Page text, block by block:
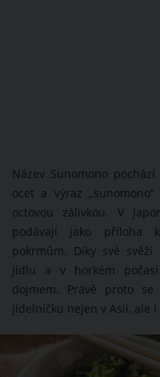
Název Sunomono
ocet a výraz
octovou zálivkou. V
podávají jako příloha
pokrmům. Díky své
jídlu a v horkém počasí
dojmem. Právě proto
jídelníčku nejen v Asii, ale i